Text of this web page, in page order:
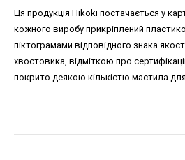
Ця продукція Hikoki постачається у
кожного виробу прикріплений
піктограмами відповідного знака
хвостовика, відміткою про
покрито деякою кількістю мастила для